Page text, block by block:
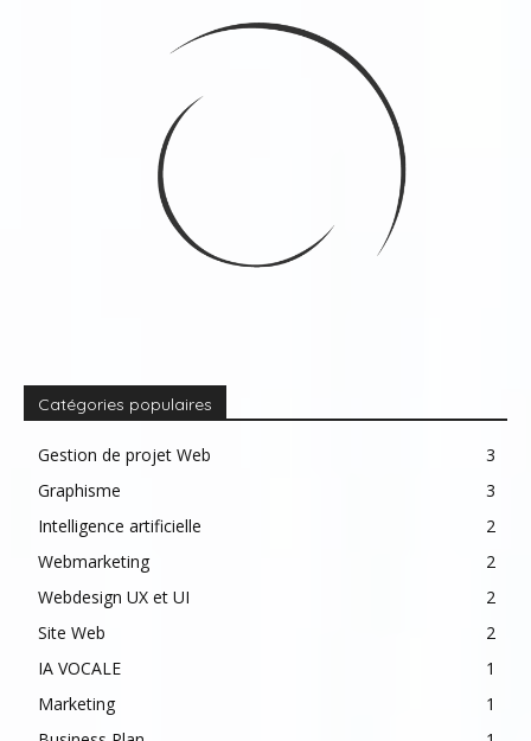
Catégories populaires
Gestion de projet Web
3
Graphisme
3
Intelligence artificielle
2
Webmarketing
2
Webdesign UX et UI
2
Site Web
2
IA VOCALE
1
Marketing
1